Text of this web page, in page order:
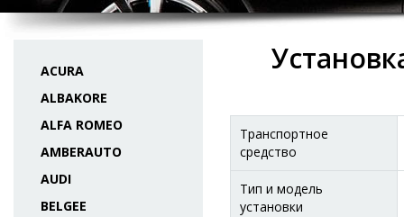
ACURA
ALBAKORE
ALFA ROMEO
AMBERAUTO
AUDI
BELGEE
Транспортное
средство
Тип и модель
установки